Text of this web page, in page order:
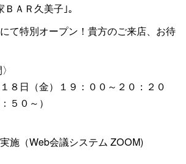
ＡＲ久美子｣。
て特別オープン！貴方のご来店、お待
８日（金）１９：００～２０：２０
５０～）
施（Web会議システム ZOOM)